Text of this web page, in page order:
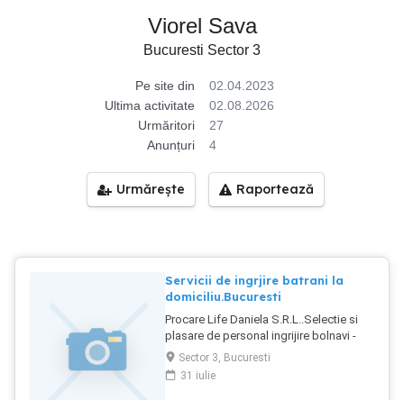
Viorel Sava
Bucuresti Sector 3
Pe site din
02.04.2023
Ultima activitate
02.08.2026
Urmăritori
27
Anunțuri
4
Urmărește Raportează
Servicii de ingrjire batrani la
domiciliu.Bucuresti
Procare Life Daniela S.R.L..Selectie si
plasare de personal ingrijire bolnavi -
batrani la domiciliu.
Sector 3, Bucuresti
31 iulie